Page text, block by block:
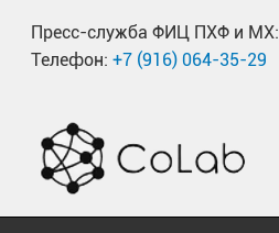
Пресс-служба ФИЦ ПХФ и МХ:
Телефон: +7 (916) 064-35-29